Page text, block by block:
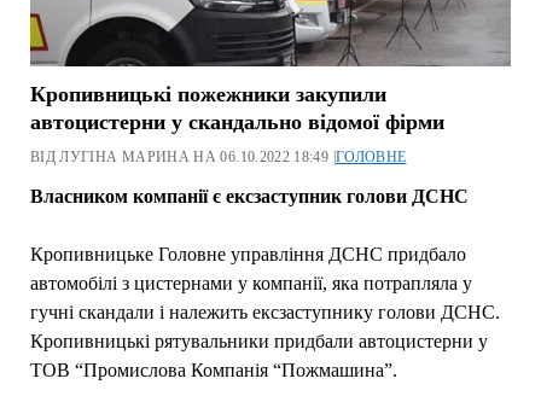
Кропивницькі пожежники закупили
автоцистерни у скандально відомої фірми
ВІД ЛУГІНА МАРИНА НА 06.10.2022 18:49 | ГОЛОВНЕ
Власником компанії є ексзаступник голови ДСНС
Кропивницьке Головне управління ДСНС придбало
автомобілі з цистернами у компанії, яка потрапляла у
гучні скандали і належить ексзаступнику голови ДСНС.
Кропивницькі рятувальники придбали автоцистерни у
ТОВ “Промислова Компанія “Пожмашина”.